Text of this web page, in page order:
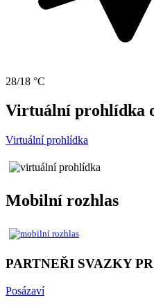
28/18 °C
Virtuální prohlídka
Virtuální prohlídka
Mobilní rozhlas
PARTNEŘI SVAZKY
Posázaví